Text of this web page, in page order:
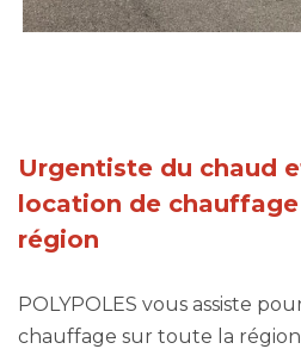
Urgentiste du chaud
location de chauffage
région
POLYPOLES vous assiste
chauffage sur toute la région